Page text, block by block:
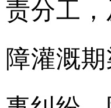
责分工
障灌溉